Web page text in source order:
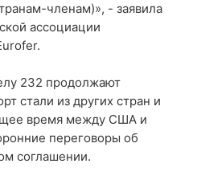
членам)», - заявила
ассоциации
232 продолжают
стали из других стран и
время между США и
переговоры об
соглашении.